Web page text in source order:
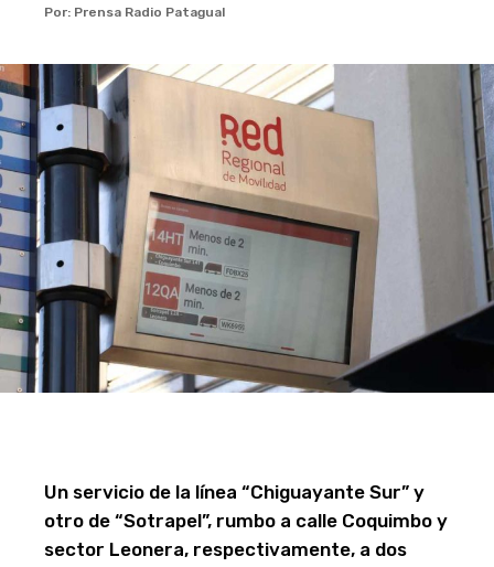
Por: Prensa Radio Patagual
Un servicio de la línea “Chiguayante Sur” y
otro de “Sotrapel”, rumbo a calle Coquimbo y
sector Leonera, respectivamente, a dos